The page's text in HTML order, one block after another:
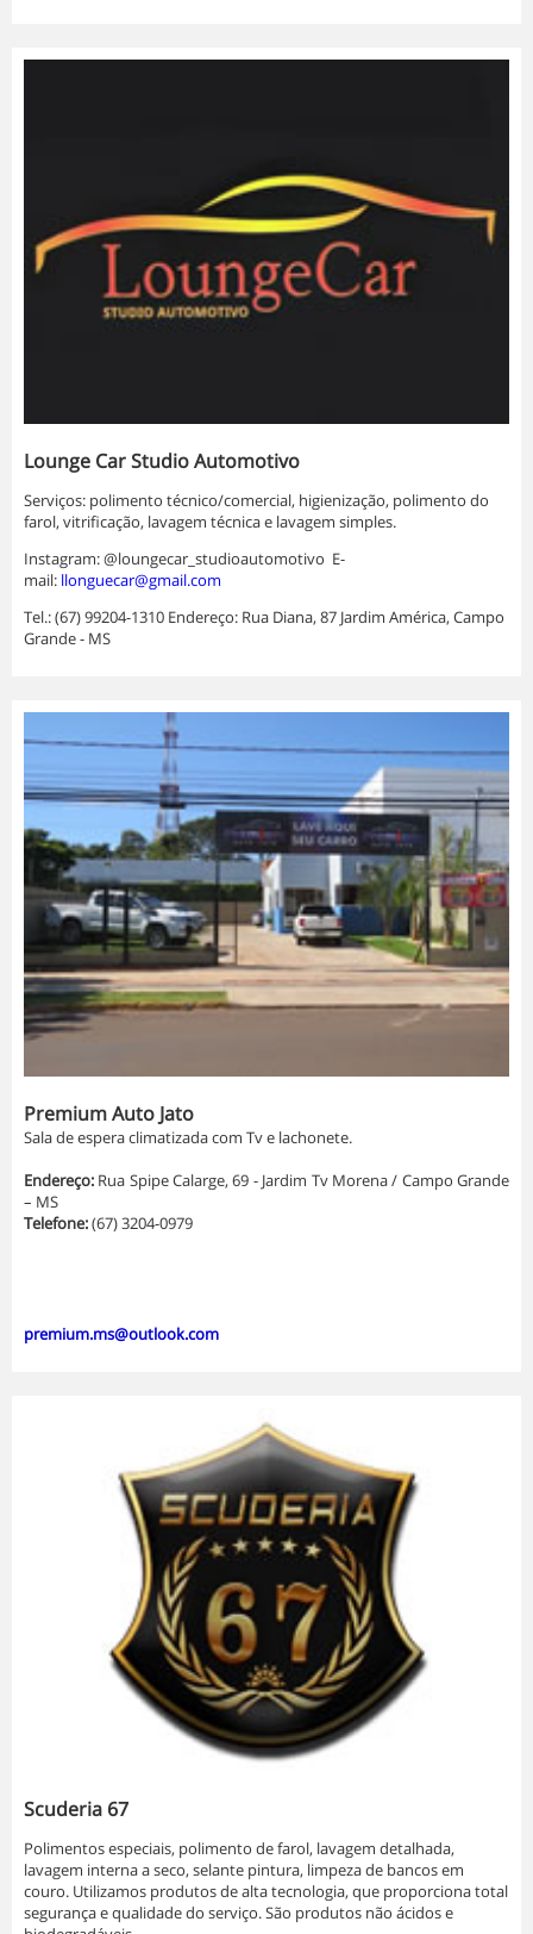
Lounge Car Studio Automotivo
Serviços: polimento técnico/comercial, higienização, polimento do
farol, vitrificação, lavagem técnica e lavagem simples.
Instagram: @loungecar_studioautomotivo E-
mail: llonguecar@gmail.com
Tel.: (67) 99204-1310 Endereço: Rua Diana, 87 Jardim América, Campo
Grande - MS
Premium Auto Jato
Sala de espera climatizada com Tv e lachonete.
Endereço: Rua Spipe Calarge, 69 - Jardim Tv Morena / Campo Grande
– MS
Telefone:(67) 3204-0979
premium.ms@outlook.com
Scuderia 67
Polimentos especiais, polimento de farol, lavagem detalhada,
lavagem interna a seco, selante pintura, limpeza de bancos em
couro. Utilizamos produtos de alta tecnologia, que proporciona total
segurança e qualidade do serviço. São produtos não ácidos e